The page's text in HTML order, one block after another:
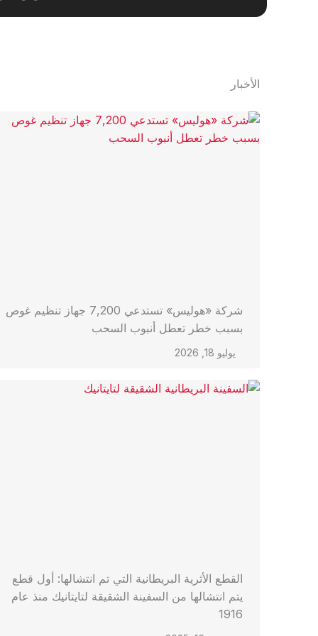
الأخبار
شركة «هوليس» تستدعي 7,200 جهاز تنظيم غوص
بسبب خطر تعطل أنبوب السحب
يوليو 18, 2026
القطع الأثرية البريطانية التي تم انتشالها: أول قطع
يتم انتشالها من السفينة الشقيقة لتايتانيك منذ عام
1916